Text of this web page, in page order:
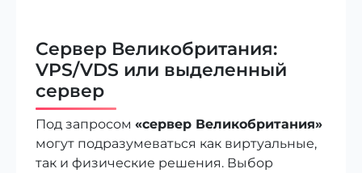
Сервер Великобритания:
VPS/VDS или выделенный
сервер
Под запросом «сервер Великобритания»
могут подразумеваться как виртуальные,
так и физические решения. Выбор